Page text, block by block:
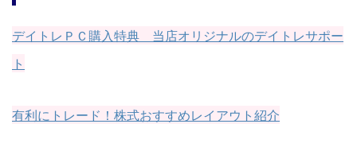
デイトレＰＣ購入特典 当店オリジナルのデイトレサポー
ト
有利にトレード！株式おすすめレイアウト紹介